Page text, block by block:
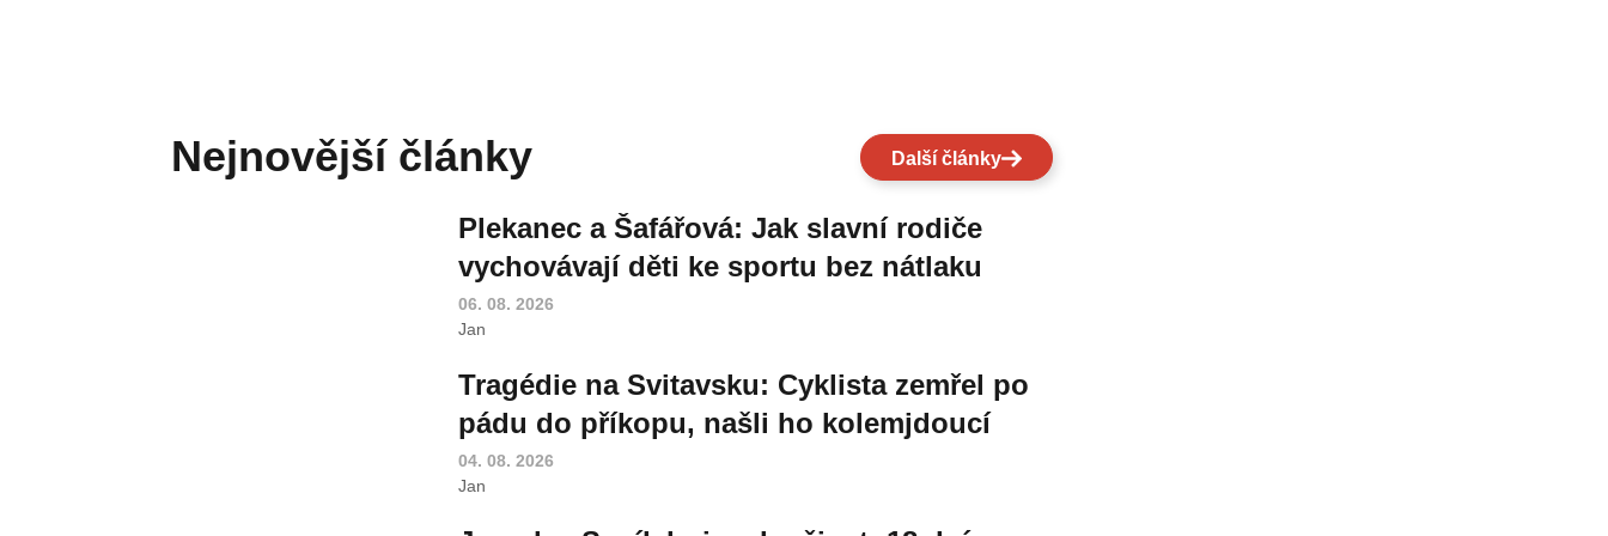
Nejnovější články Další články
Plekanec a Šafářová: Jak slavní rodiče
vychovávají děti ke sportu bez nátlaku
06. 08. 2026
Jan
Tragédie na Svitavsku: Cyklista zemřel po
pádu do příkopu, našli ho kolemjdoucí
04. 08. 2026
Jan